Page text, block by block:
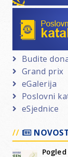
Budite
Grand prix
eGalerija
Poslovni
eSjednice